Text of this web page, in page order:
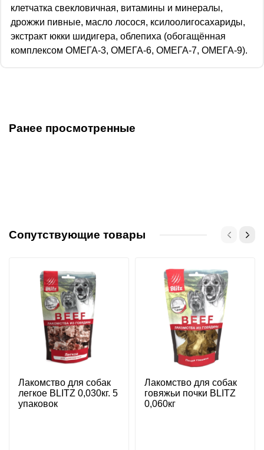
клетчатка свекловичная, витамины и минералы,
дрожжи пивные, масло лосося, ксилоолигосахариды,
экстракт юкки шидигера, облепиха (обогащённая
комплексом ОМЕГА-3, ОМЕГА-6, ОМЕГА-7, ОМЕГА-9).
Ранее просмотренные
Сопутствующие товары
Лакомство для собак
легкое BLITZ 0,030кг. 5
упаковок
Лакомство для собак
говяжьи почки BLITZ
0,060кг